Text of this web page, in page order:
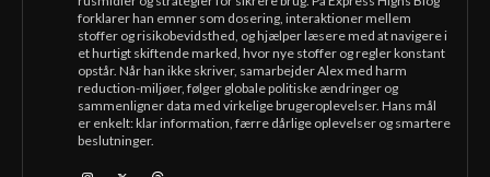
forklarer han emner som dosering, interaktioner mellem
stoffer og risikobevidsthed, og hjælper læsere med at navigere i
et hurtigt skiftende marked, hvor nye stoffer og regler konstant
opstår. Når han ikke skriver, samarbejder Alex med harm
reduction-miljøer, følger globale politiske ændringer og
sammenligner data med virkelige brugeroplevelser. Hans mål
er enkelt: klar information, færre dårlige oplevelser og smartere
beslutninger.